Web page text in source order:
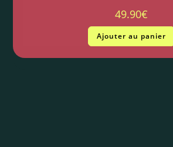
49.90€
Ajouter au panier